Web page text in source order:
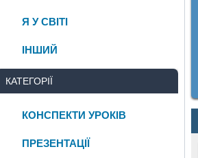
Я У СВІТІ
ІНШИЙ
КАТЕГОРІЇ
КОНСПЕКТИ УРОКІВ
ПРЕЗЕНТАЦІЇ